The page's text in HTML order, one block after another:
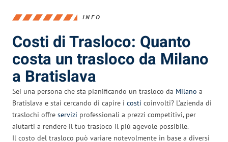
INFO
Costi di Trasloco: Quanto
costa un trasloco da Milano
a Bratislava
Sei una persona che sta pianificando un trasloco da Milano a
Bratislava e stai cercando di capire i costi coinvolti? L’azienda di
traslochi offre servizi professionali a prezzi competitivi, per
aiutarti a rendere il tuo trasloco il più agevole possibile.
Il costo del trasloco può variare notevolmente in base a diversi